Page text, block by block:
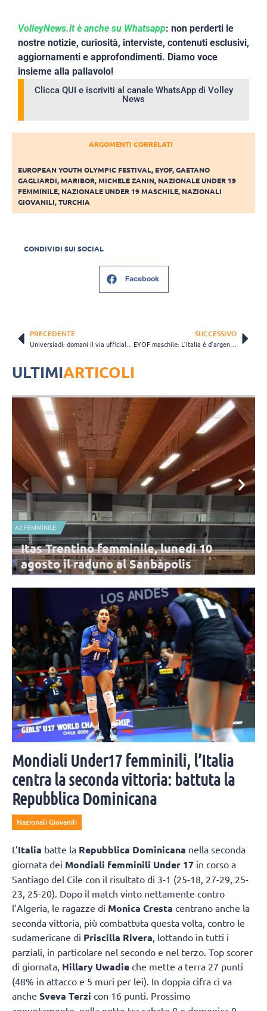
VolleyNews.it è anche su Whatsapp: non perderti le
nostre notizie, curiosità, interviste, contenuti esclusivi,
aggiornamenti e approfondimenti. Diamo voce
insieme alla pallavolo!
Clicca QUI e iscriviti al canale WhatsApp di Volley
News
ARGOMENTI CORRELATI
EUROPEAN YOUTH OLYMPIC FESTIVAL, EYOF,GAETANO
GAGLIARDI,MARIBOR,MICHELE ZANIN, NAZIONALE UNDER 19
FEMMINILE, NAZIONALE UNDER 19 MASCHILE, NAZIONALI
GIOVANILI,TURCHIA
CONDIVIDI SUI SOCIAL
Facebook
PRECEDENTE SUCCESSIVO
EYOF maschile: L’Italia è d’argento. La Francia passa 3-1 e conquista l’oro
ULTIMIARTICOLI
in rosa,
NAZIONALE FEMMINILE
Nazionale B femminile, l’Italia
dalla Svezia di Haak nel
Urbino
3-2 contro la Svezia. Top scorer per le Azzurre in un match
combattuto è Obossa.
Mondiali Under17 femminili, l’Italia
centra la seconda vittoria: battuta la
Repubblica Dominicana
Nazionali Giovanili
L’Italia batte la Repubblica Dominicana nella seconda
giornata dei Mondiali femminili Under 17 in corso a
Santiago del Cile con il risultato di 3-1 (25-18, 27-29, 25-
23, 25-20). Dopo il match vinto nettamente contro
l’Algeria, le ragazze di Monica Cresta centrano anche la
seconda vittoria, più combattuta questa volta, contro le
sudamericane di Priscilla Rivera , lottando in tutti i
parziali, in particolare nel secondo e nel terzo. Top scorer
di giornata, Hillary Uwadie che mette a terra 27 punti
(48% in attacco e 5 muri per lei). In doppia cifra ci va
anche Sveva Terzi con 16 punti. Prossimo